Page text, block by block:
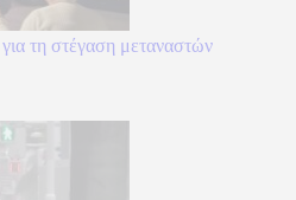
τη στέγαση μεταναστών